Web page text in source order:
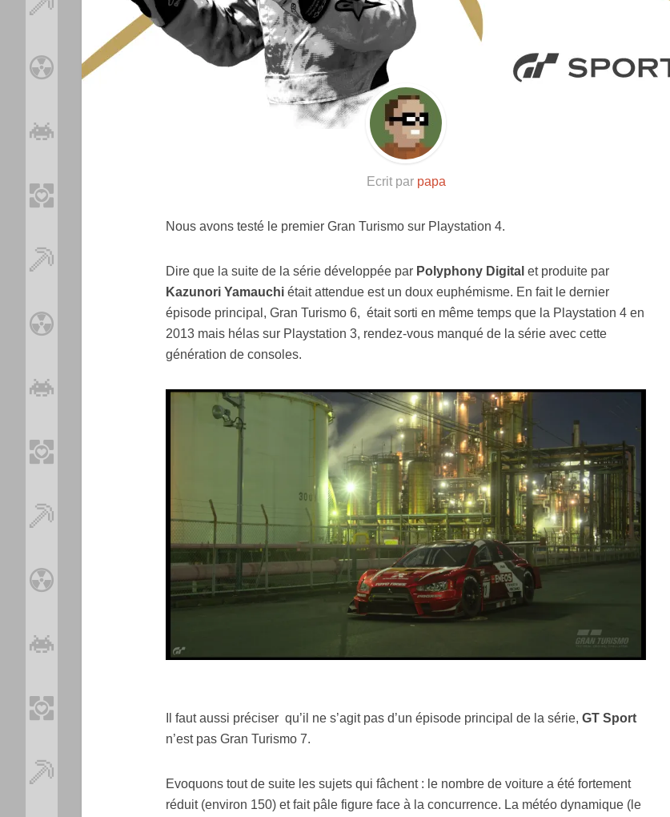
Ecrit par papa
Nous avons testé le premier Gran Turismo sur Playstation 4.
Dire que la suite de la série développée par Polyphony Digital et produite par
Kazunori Yamauchi était attendue est un doux euphémisme. En fait le dernier
épisode principal, Gran Turismo 6, était sorti en même temps que la Playstation 4 en
2013 mais hélas sur Playstation 3, rendez-vous manqué de la série avec cette
génération de consoles.
Il faut aussi préciser qu’il ne s’agit pas d’un épisode principal de la série, GT Sport
n’est pas Gran Turismo 7.
Evoquons tout de suite les sujets qui fâchent : le nombre de voiture a été fortement
réduit (environ 150) et fait pâle figure face à la concurrence. La météo dynamique (le
Resynced